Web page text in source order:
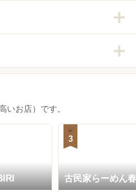
いお店）です。
3
古民家らーめん